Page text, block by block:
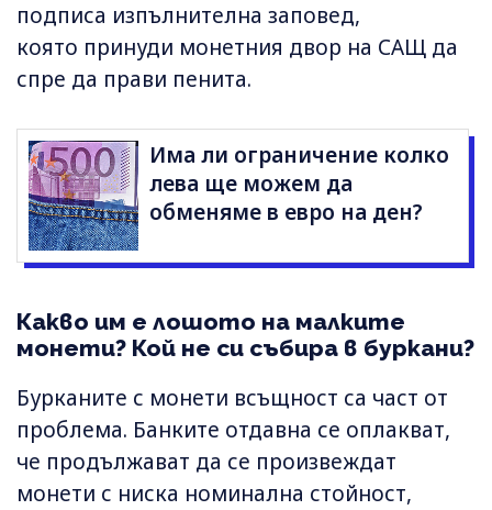
подписа изпълнителна заповед,
която принуди монетния двор на САЩ да
спре да прави пенита.
Има ли ограничение колко
лева ще можем да
обменяме в евро на ден?
Какво им е лошото на малките
монети? Кой не си събира в буркани?
Бурканите с монети всъщност са част от
проблема. Банките отдавна се оплакват,
че продължават да се произвеждат
монети с ниска номинална стойност,